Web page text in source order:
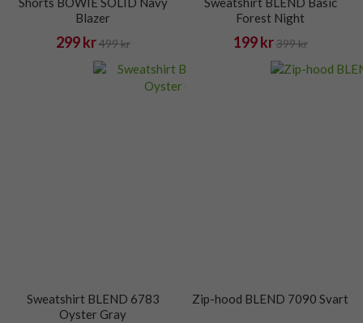
Blazer
299 kr 499 kr
Forest Night
199 kr 399 kr
Sweatshirt BLEND 6783
Oyster Gray
Zip-hood BLEND 7090 Svart